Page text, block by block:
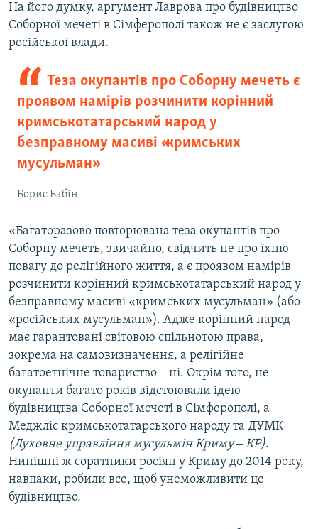
На його думку, аргумент Лаврова про будівництво
Соборної мечеті в Сімферополі також не є заслугою
російської влади.
Теза окупантів про Соборну мечеть є
проявом намірів розчинити корінний
кримськотатарський народ у
безправному масиві «кримських
мусульман»
Борис Бабін
«Багаторазово повторювана теза окупантів про
Соборну мечеть, звичайно, свідчить не про їхню
повагу до релігійного життя, а є проявом намірів
розчинити корінний кримськотатарський народ у
безправному масиві «кримських мусульман» (або
«російських мусульман»). Адже корінний народ
має гарантовані світовою спільнотою права,
зокрема на самовизначення, а релігійне
багатоетнічне товариство ‒ ні. Окрім того, не
окупанти багато років відстоювали ідею
будівництва Соборної мечеті в Сімферополі, а
Меджліс кримськотатарського народу та ДУМК
(Духовне управління мусульмін Криму ‒ КР).
Нинішні ж соратники росіян у Криму до 2014 року,
навпаки, робили все, щоб унеможливити це
будівництво.